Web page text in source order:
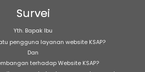
Survei
Yth. Bapak Ibu
pengguna layanan website KSAP?
Dan
terhadap Website KSAP?